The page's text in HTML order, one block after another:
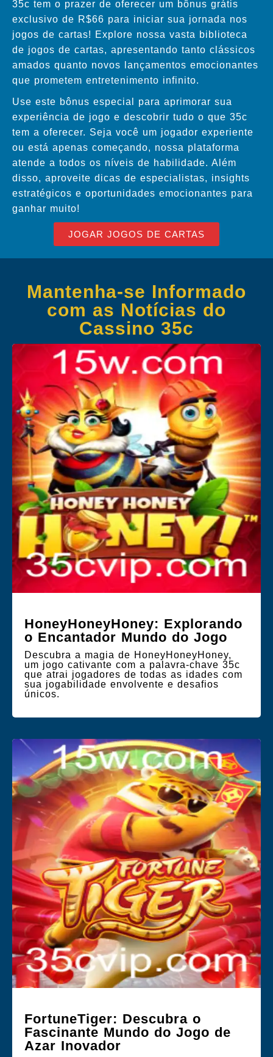
35c tem o prazer de oferecer um bônus grátis
exclusivo de R$66 para iniciar sua jornada nos
jogos de cartas! Explore nossa vasta biblioteca
de jogos de cartas, apresentando tanto clássicos
amados quanto novos lançamentos emocionantes
que prometem entretenimento infinito.
Use este bônus especial para aprimorar sua
experiência de jogo e descobrir tudo o que 35c
tem a oferecer. Seja você um jogador experiente
ou está apenas começando, nossa plataforma
atende a todos os níveis de habilidade. Além
disso, aproveite dicas de especialistas, insights
estratégicos e oportunidades emocionantes para
ganhar muito!
JOGAR JOGOS DE CARTAS
Mantenha-se Informado
com as Notícias do
Cassino 35c
HoneyHoneyHoney: Explorando
o Encantador Mundo do Jogo
Descubra a magia de HoneyHoneyHoney,
um jogo cativante com a palavra-chave 35c
que atrai jogadores de todas as idades com
sua jogabilidade envolvente e desafios
únicos.
FortuneTiger: Descubra o
Fascinante Mundo do Jogo de
Azar Inovador